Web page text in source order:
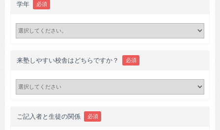
学年 必須
来塾しやすい校舎はどちらですか？ 必須
ご記入者と生徒の関係 必須